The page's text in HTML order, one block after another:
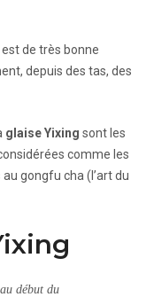
est de très bonne
depuis des tas, des
glaise Yixing sont les
comme les
gongfu cha (l’art du
début du